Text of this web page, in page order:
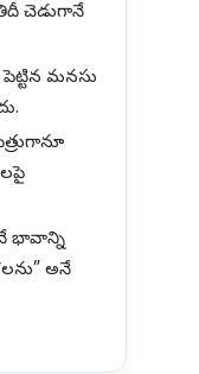
చెడుగానే
పెట్టిన మనసు
భావాన్ని
అనే